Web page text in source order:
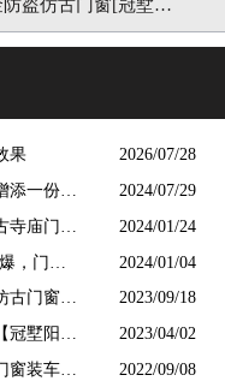
盗仿古门窗[冠墅阳
果 2026/07/28
一份独
2024/07/29
庙门窗
2024/01/24
，门面
2024/01/04
古门窗，
2023/09/18
冠墅阳
2023/04/02
窗装车发
2022/09/08